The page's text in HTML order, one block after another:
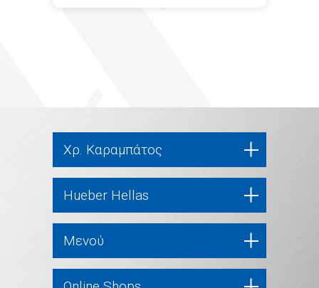
Χρ. Καραμπάτος
Hueber Hellas
Μενού